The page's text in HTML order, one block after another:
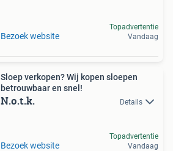
Bezoek website
Topadvertentie
Vandaag
Sloep verkopen? Wij kopen sloepen
betrouwbaar en snel!
N.o.t.k. Details
Bezoek website
Topadvertentie
Vandaag